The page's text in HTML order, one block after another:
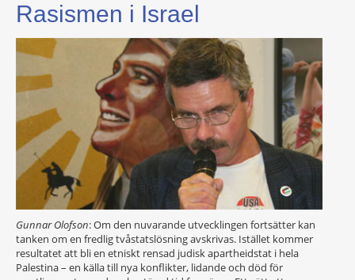
Rasismen i Israel
Gunnar Olofson: Om den nuvarande utvecklingen fortsätter kan
tanken om en fredlig tvåstatslösning avskrivas. Istället kommer
resultatet att bli en etniskt rensad judisk apartheidstat i hela
Palestina – en källa till nya konflikter, lidande och död för